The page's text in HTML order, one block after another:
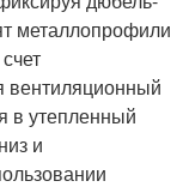
металлопрофили
вентиляционный
в утепленный
и